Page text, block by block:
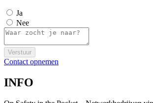
Ja
Nee
Verstuur
Contact opnemen
INFO